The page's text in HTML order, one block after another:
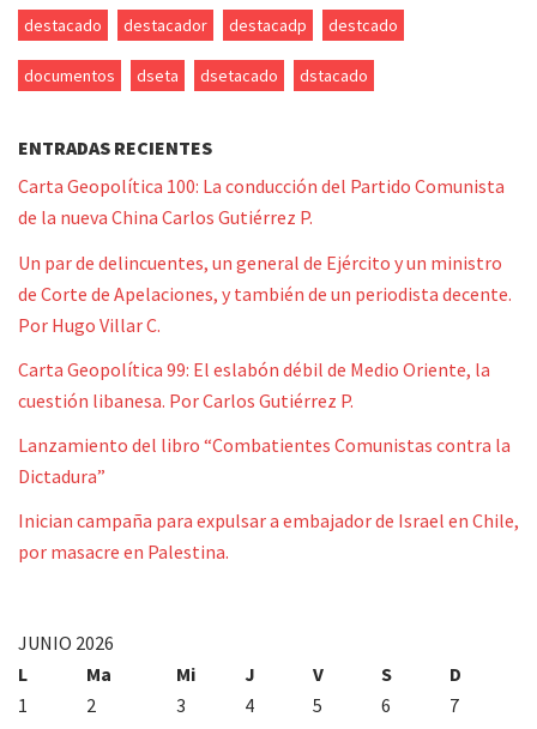
destacado destacador destacadp destcado
documentos dseta dsetacado dstacado
ENTRADAS RECIENTES
Carta Geopolítica 100: La conducción del Partido Comunista
de la nueva China Carlos Gutiérrez P.
Un par de delincuentes, un general de Ejército y un ministro
de Corte de Apelaciones, y también de un periodista decente.
Por Hugo Villar C.
Carta Geopolítica 99: El eslabón débil de Medio Oriente, la
cuestión libanesa. Por Carlos Gutiérrez P.
Lanzamiento del libro “Combatientes Comunistas contra la
Dictadura”
Inician campaña para expulsar a embajador de Israel en Chile,
por masacre en Palestina.
JUNIO 2026
L
Ma Mi J V S
D
1
2 3 4 5 6
7